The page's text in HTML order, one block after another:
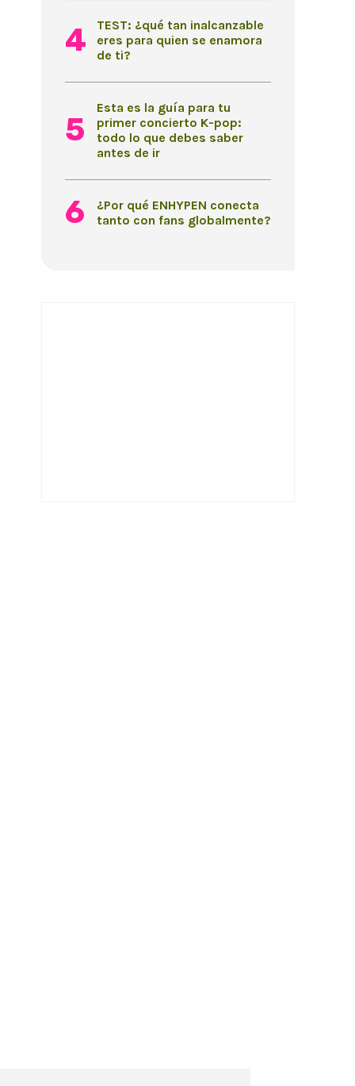
TEST: ¿qué tan inalcanzable
eres para quien se enamora
de ti?
Esta es la guía para tu
primer concierto K-pop:
todo lo que debes saber
antes de ir
¿Por qué ENHYPEN conecta
tanto con fans globalmente?